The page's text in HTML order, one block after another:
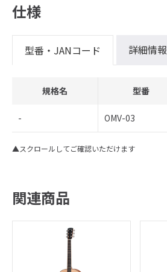
仕様
型番・JANコード 詳細情報
規格名 型番
- OMV-03
▲スクロールしてご確認いただけます
関連商品